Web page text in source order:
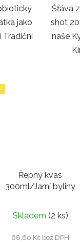
jako
Tradiční
Šťáva
shot
naše
Řepný kvas
300ml/Jarní byliny
Skladem (2 ks)
68,60 Kč bez DPH